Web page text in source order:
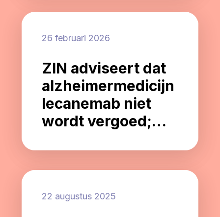
26 februari 2026
ZIN adviseert dat
alzheimermedicijn
lecanemab niet
wordt vergoed;
voor mensen met
alzheimer en hun
naasten?
22 augustus 2025